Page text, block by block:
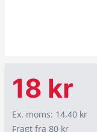
18 kr
Ex. moms: 14,40 kr
Fragt fra 80 kr